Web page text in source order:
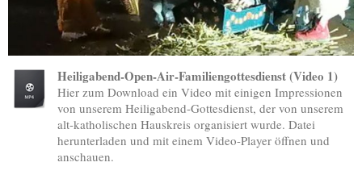
Heiligabend-Open-Air-Familiengottesdienst (Video 1)
Hier zum Download ein Video mit einigen Impressionen
von unserem Heiligabend-Gottesdienst, der von unserem
alt-katholischen Hauskreis organisiert wurde. Datei
herunterladen und mit einem Video-Player öffnen und
anschauen.